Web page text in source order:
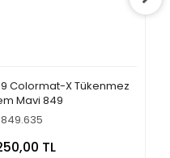
Colormat-X Tükenmez
Mavi 849
849.635
TL